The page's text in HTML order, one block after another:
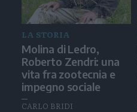
LA STORIA
Molina di Ledro,
Roberto Zendri: una
vita fra zootecnia e
impegno sociale
CARLO BRIDI